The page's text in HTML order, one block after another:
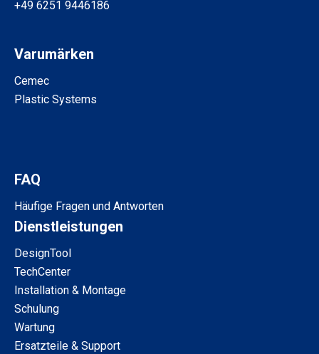
+49 6251 9446186
Varumärken
Cemec
Plastic Systems
FAQ
Häufige Fragen und Antworten
Dienstleistungen
DesignTool
TechCenter
Installation & Montage
Schulung
Wartung
Ersatzteile & Support